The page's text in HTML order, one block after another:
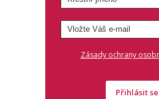
Zásady ochrany
Přihlásit se